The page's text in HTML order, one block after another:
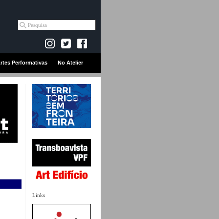
Performativas No Atelier
Links